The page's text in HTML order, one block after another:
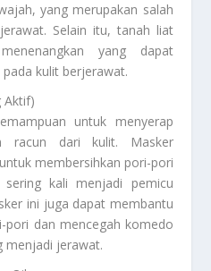
yang merupakan salah
Selain itu, tanah liat
yang dapat
kulit berjerawat.
Aktif)
untuk menyerap
racun dari kulit. Masker
membersihkan pori-pori
kali menjadi pemicu
ini juga dapat membantu
pori dan mencegah komedo
menjadi jerawat.